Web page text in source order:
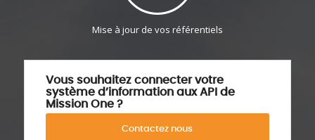
Mise à jour de vos référentiels
Vous souhaitez connecter votre
système d’information aux API de
Mission One ?
Contactez nous